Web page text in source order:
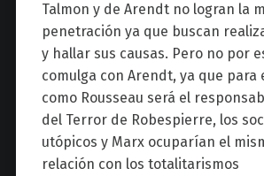
Talmon y de Arendt no logran la
penetración ya que buscan
y hallar sus causas. Pero no por
comulga con Arendt, ya que para
como Rousseau será el
del Terror de Robespierre, los
utópicos y Marx ocuparían el
relación con los totalitarismos